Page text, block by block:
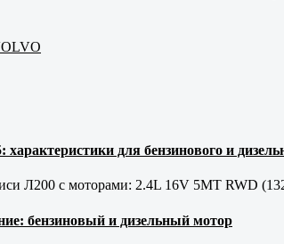
для бензинового и
Л200 с моторами: 2.4L 16V 5MT RWD
бензиновый и дизельный мотор